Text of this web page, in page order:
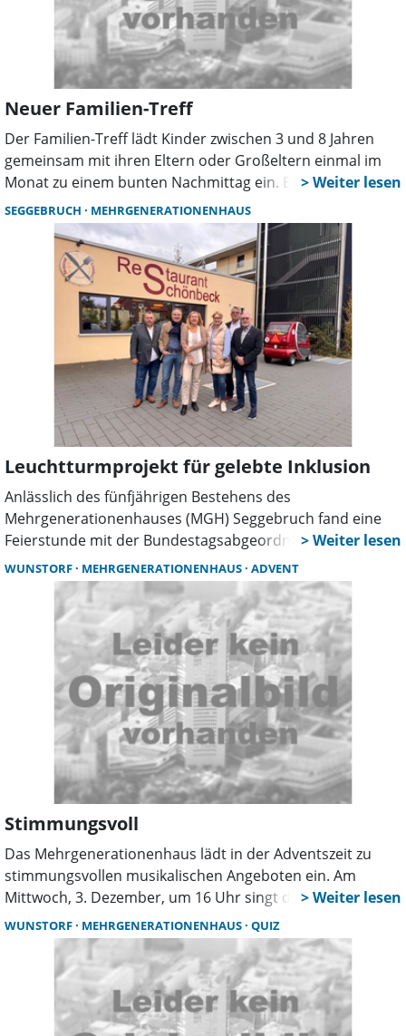
Neuer Familien-Treff
Der Familien-Treff lädt Kinder zwischen 3 und 8 Jahren
gemeinsam mit ihren Eltern oder Großeltern einmal im
Monat zu einem bunten Nachmittag ein. Bastelaktionen,
Kamishibai, Spiele und Zeit für Austausch sorgen für
Abwechslung. Der Auftakt findet am 13. Februar im
Mehrgenerationenhaus statt.
SEGGEBRUCH MEHRGENERATIONENHAUS
Leuchtturmprojekt für gelebte Inklusion
Anlässlich des fünfjährigen Bestehens des
Mehrgenerationenhauses (MGH) Seggebruch fand eine
Feierstunde mit der Bundestagsabgeordneten Marja-Liisa
Völlers, dem SPD-Ortsvereinsvorsitzenden Manfred
Kesselring und Bürgermeister Jörn Wittkugel statt. Ziel
war es, das Jubiläum zu würdigen und die Entwicklungen
der letzten Jahre zu reflektieren.
WUNSTORF MEHRGENERATIONENHAUS ADVENT
Stimmungsvoll
Das Mehrgenerationenhaus lädt in der Adventszeit zu
stimmungsvollen musikalischen Angeboten ein. Am
Mittwoch, 3. Dezember, um 16 Uhr singt der Spatzenchor
der Musikschule Winter- und Weihnachtslieder. Eine
Woche später, am 10. Dezember, ebenfalls um 16 Uhr,
tritt der Schulchor 2 der Stadtschule auf. Beide Chöre
werden von Albrecht Drude geleitet. Am Donnerstag, 4.
Dezember, um 18 Uhr lädt das Haus zum „Lebendigen
Advent“ ein – mit Liedern und Geschichten. Den
WUNSTORF MEHRGENERATIONENHAUS QUIZ